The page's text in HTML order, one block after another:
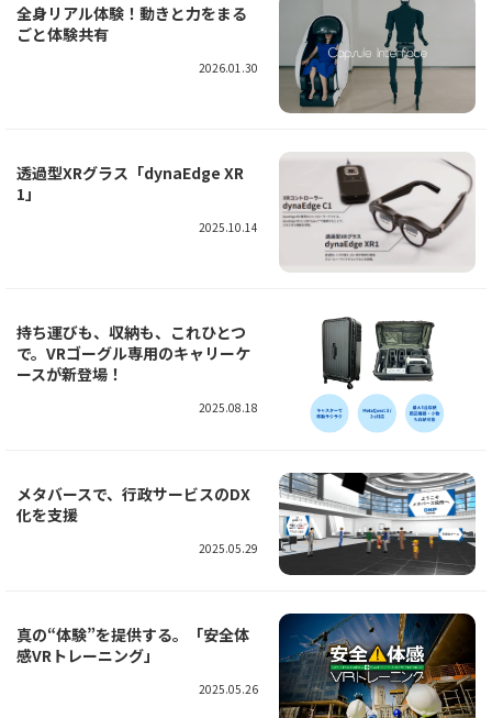
全身リアル体験！動きと力をまる
ごと体験共有
2026.01.30
透過型XRグラス「dynaEdge XR
1」
2025.10.14
持ち運びも、収納も、これひとつ
で。VRゴーグル専用のキャリーケ
ースが新登場！
2025.08.18
メタバースで、行政サービスのDX
化を支援
2025.05.29
真の“体験”を提供する。「安全体
感VRトレーニング」
2025.05.26